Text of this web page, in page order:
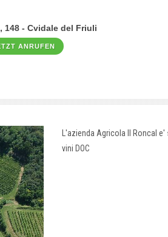
148 - Cvidale del Friuli
ANRUFEN
L'azienda Agricola Il Roncal
vini DOC